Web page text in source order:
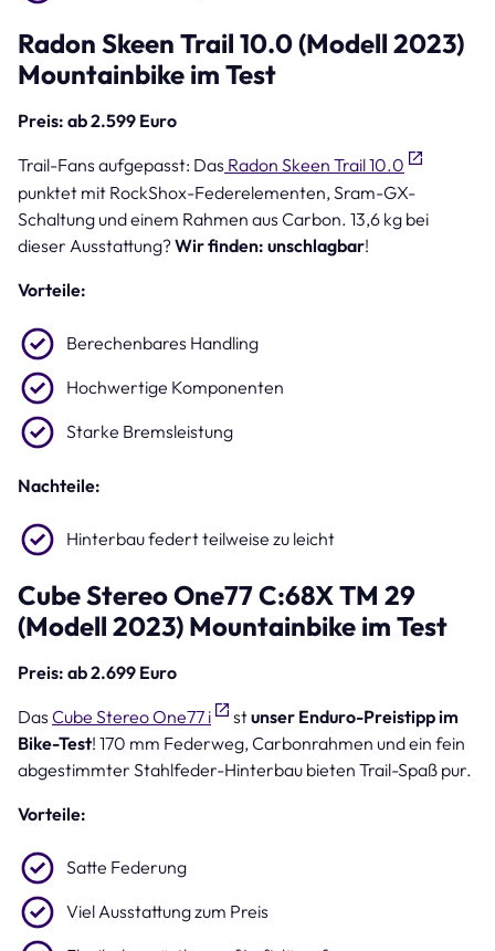
Radon Skeen Trail 10.0 (Modell 2023)
Mountainbike im Test
Preis: ab 2.599 Euro
Trail-Fans aufgepasst: Das Radon Skeen Trail 10.0
punktet mit RockShox-Federelementen, Sram-GX-
Schaltung und einem Rahmen aus Carbon. 13,6 kg bei
dieser Ausstattung?Wir finden: unschlagbar!
Vorteile:
Berechenbares Handling
Hochwertige Komponenten
Starke Bremsleistung
Nachteile:
Hinterbau federt teilweise zu leicht
Cube Stereo One77 C:68X TM 29
(Modell 2023) Mountainbike im Test
Preis: ab 2.699 Euro
Das Cube Stereo One77 i stunser Enduro-Preistipp im
Bike-Test! 170 mm Federweg, Carbonrahmen und ein fein
abgestimmter Stahlfeder-Hinterbau bieten Trail-Spaß pur.
Vorteile:
Satte Federung
Viel Ausstattung zum Preis